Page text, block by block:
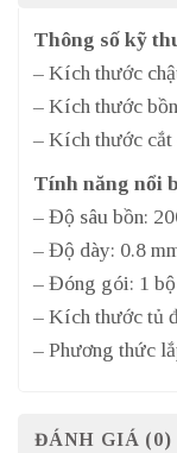
Thông số kỹ
– Kích thước
– Kích thước
– Kích thước cắt
Tính năng nổi
– Độ sâu bồn:
– Độ dày: 0.8
– Đóng gói: 1
– Kích thước tủ
– Phương thức
ĐÁNH GIÁ (0)